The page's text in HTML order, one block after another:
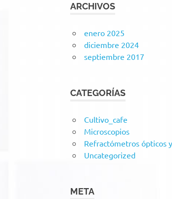
ARCHIVOS
enero 2025
diciembre 2024
septiembre 2017
CATEGORÍAS
Cultivo_cafe
Microscopios
Refractómetros ópticos
Uncategorized
META